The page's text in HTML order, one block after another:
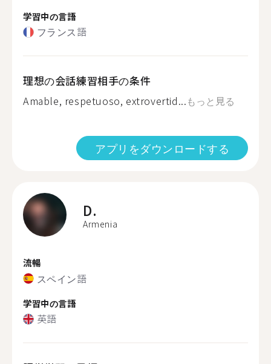
学習中の言語
フランス語
理想の会話練習相手の条件
Amable, respetuoso, extrovertid...もっと見る
アプリをダウンロードする
D.
Armenia
流暢
スペイン語
学習中の言語
英語